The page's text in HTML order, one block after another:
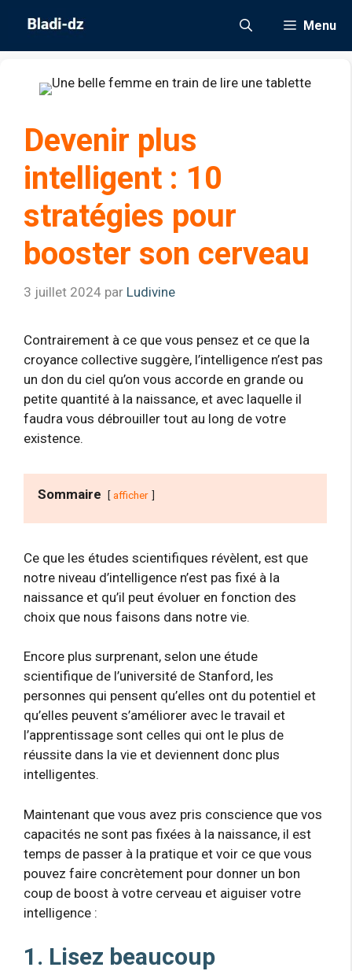
contenu
Menu
Devenir plus
intelligent : 10
stratégies pour
booster son cerveau
3 juillet 2024 par Ludivine
Contrairement à ce que vous pensez et ce que la
croyance collective suggère, l’intelligence n’est pas
un don du ciel qu’on vous accorde en grande ou
petite quantité à la naissance, et avec laquelle il
faudra vous débrouiller tout au long de votre
existence.
Sommaire afficher
Ce que les études scientifiques révèlent, est que
notre niveau d’intelligence n’est pas fixé à la
naissance et qu’il peut évoluer en fonction des
choix que nous faisons dans notre vie.
Encore plus surprenant, selon une étude
scientifique de l’université de Stanford, les
personnes qui pensent qu’elles ont du potentiel et
qu’elles peuvent s’améliorer avec le travail et
l’apprentissage sont celles qui ont le plus de
réussite dans la vie et deviennent donc plus
intelligentes.
Maintenant que vous avez pris conscience que vos
capacités ne sont pas fixées à la naissance, il est
temps de passer à la pratique et voir ce que vous
pouvez faire concrètement pour donner un bon
coup de boost à votre cerveau et aiguiser votre
intelligence :
1. Lisez beaucoup